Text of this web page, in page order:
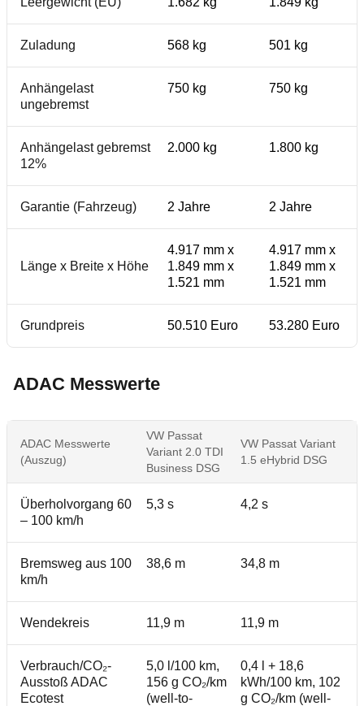
Zuladung 568 kg 501 kg
Anhängelast
ungebremst
750 kg 750 kg
Anhängelast gebremst
12%
2.000 kg 1.800 kg
Garantie (Fahrzeug) 2 Jahre 2 Jahre
Länge x Breite x Höhe
4.917 mm x
1.849 mm x
1.521 mm
4.917 mm x
1.849 mm x
1.521 mm
Grundpreis 50.510 Euro 53.280 Euro
ADAC Messwerte
ADAC Messwerte
(Auszug)
VW Passat
Variant 2.0 TDI
Business DSG
VW Passat Variant
1.5 eHybrid DSG
Überholvorgang 60
– 100 km/h
5,3 s 4,2 s
Bremsweg aus 100
km/h
38,6 m 34,8 m
Wendekreis 11,9 m 11,9 m
Verbrauch/CO₂-
Ausstoß ADAC
Ecotest
5,0 l/100 km,
156 g CO₂/km
(well-to-
0,4 l + 18,6
kWh/100 km, 102
g CO₂/km (well-